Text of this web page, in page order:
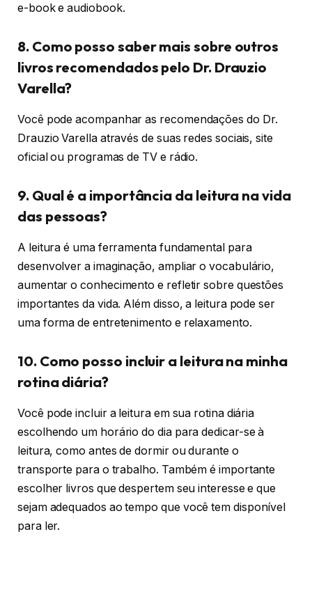
e-book e audiobook.
8. Como posso saber mais sobre outros
livros recomendados pelo Dr. Drauzio
Varella?
Você pode acompanhar as recomendações do Dr.
Drauzio Varella através de suas redes sociais, site
oficial ou programas de TV e rádio.
9. Qual é a importância da leitura na vida
das pessoas?
A leitura é uma ferramenta fundamental para
desenvolver a imaginação, ampliar o vocabulário,
aumentar o conhecimento e refletir sobre questões
importantes da vida. Além disso, a leitura pode ser
uma forma de entretenimento e relaxamento.
10. Como posso incluir a leitura na minha
rotina diária?
Você pode incluir a leitura em sua rotina diária
escolhendo um horário do dia para dedicar-se à
leitura, como antes de dormir ou durante o
transporte para o trabalho. Também é importante
escolher livros que despertem seu interesse e que
sejam adequados ao tempo que você tem disponível
para ler.